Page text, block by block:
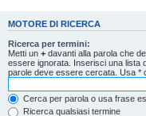
MOTORE DI RICERCA
Ricerca per termini:
Metti un + davanti alla parola che
essere ignorata. Inserisci una lista
parole deve essere cercata. Usa *
Cerca per parola o usa frase
Ricerca qualsiasi termine